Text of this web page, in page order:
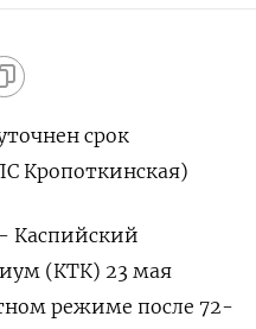
срок
Кропоткинская)
Каспийский
(КТК) 23 мая
режиме после 72-